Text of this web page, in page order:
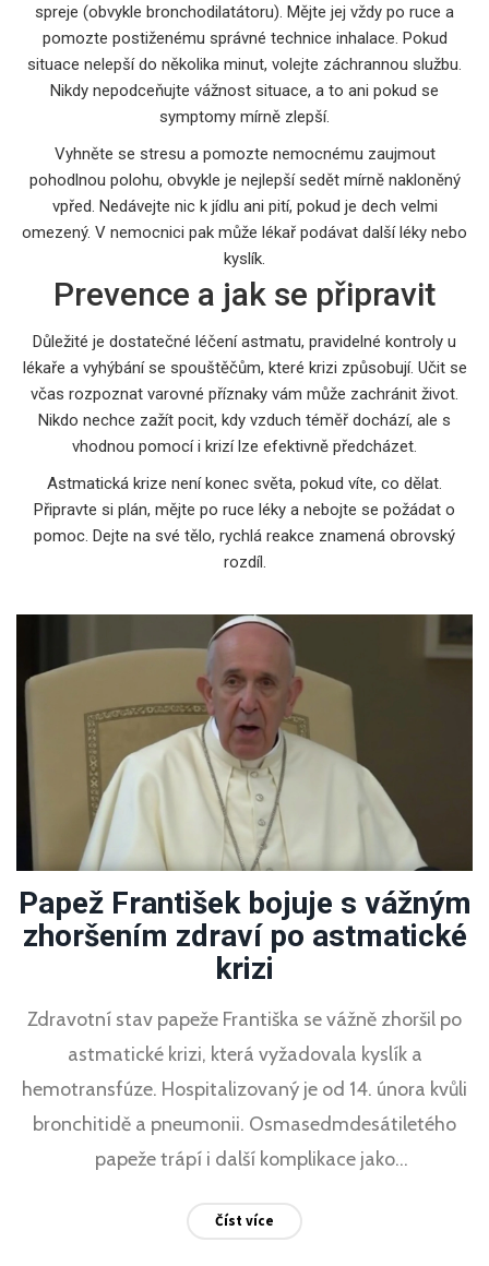
spreje (obvykle bronchodilatátoru). Mějte jej vždy po ruce a
pomozte postiženému správné technice inhalace. Pokud
situace nelepší do několika minut, volejte záchrannou službu.
Nikdy nepodceňujte vážnost situace, a to ani pokud se
symptomy mírně zlepší.
Vyhněte se stresu a pomozte nemocnému zaujmout
pohodlnou polohu, obvykle je nejlepší sedět mírně nakloněný
vpřed. Nedávejte nic k jídlu ani pití, pokud je dech velmi
omezený. V nemocnici pak může lékař podávat další léky nebo
kyslík.
Prevence a jak se připravit
Důležité je dostatečné léčení astmatu, pravidelné kontroly u
lékaře a vyhýbání se spouštěčům, které krizi způsobují. Učit se
včas rozpoznat varovné příznaky vám může zachránit život.
Nikdo nechce zažít pocit, kdy vzduch téměř dochází, ale s
vhodnou pomocí i krizí lze efektivně předcházet.
Astmatická krize není konec světa, pokud víte, co dělat.
Připravte si plán, mějte po ruce léky a nebojte se požádat o
pomoc. Dejte na své tělo, rychlá reakce znamená obrovský
rozdíl.
Papež František bojuje s vážným
zhoršením zdraví po astmatické
krizi
Zdravotní stav papeže Františka se vážně zhoršil po
astmatické krizi, která vyžadovala kyslík a
hemotransfúze. Hospitalizovaný je od 14. února kvůli
bronchitidě a pneumonii. Osmasedmdesátiletého
papeže trápí i další komplikace jako
bdělost zůstává prognóza nejistá.
Číst více